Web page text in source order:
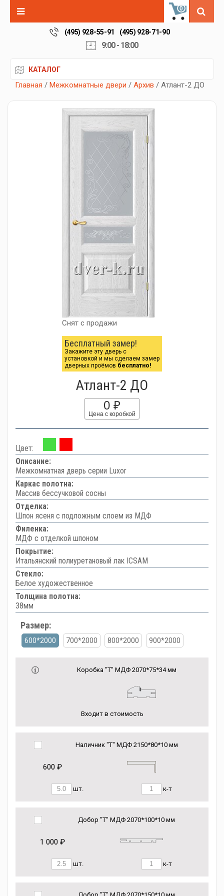
0
(495) 928-55-91 (495) 928-71-90
9:00 - 18:00
КАТАЛОГ
Главная / Межкомнатные двери / Архив / Атлант-2 ДО
Снят с продажи
Бесплатный замер!
Закажите эту дверь с
установкой и мы сделаем замер
дверных проёмов бесплатно!
Атлант-2 ДО
0 ₽
Цена с коробкой
Цвет:
Описание:
Межкомнатная дверь серии Luxor
Каркас полотна:
Массив бессучковой сосны
Отделка:
Шпон ясеня с подложным слоем из МДФ
Филенка:
МДФ с отделкой шпоном
Покрытие:
Итальянский полиуретановый лак ICSAM
Стекло:
Белое художественное
Толщина полотна:
38мм
Размер:
600*2000 700*2000 800*2000 900*2000
Коробка "Т" МДФ 2070*75*34 мм
Входит в стоимость
Наличник "Т" МДФ 2150*80*10 мм
600 ₽
шт. к-т
Добор "Т" МДФ 2070*100*10 мм
1 000 ₽
шт. к-т